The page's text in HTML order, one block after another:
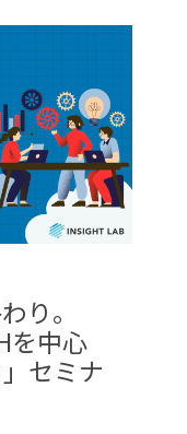
り。
を中心
セミナ